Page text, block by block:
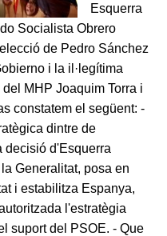
Esquerra
Socialista Obrero
de Pedro Sánchez
i la il·legítima
MHP Joaquim Torra i
constatem el següent: -
dintre de
decisió d'Esquerra
Generalitat, posa en
i estabilitza Espanya,
l'estratègia
suport del PSOE. - Que